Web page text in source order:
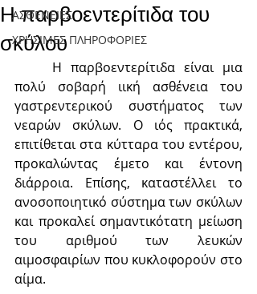
ΑΣΘΕΝΕΙΕΣ
ΧΡΗΣΙΜΕΣ ΠΛΗΡΟΦΟΡΙΕΣ
Η παρβοεντερίτιδα του
σκύλου
πολύ σοβαρή ιική ασθένεια του
γαστρεντερικού συστήματος των
νεαρών σκύλων. Ο ιός πρακτικά,
επιτίθεται στα κύτταρα του εντέρου,
προκαλώντας έμετο και έντονη
διάρροια. Επίσης, καταστέλλει το
ανοσοποιητικό σύστημα των σκύλων
και προκαλεί σημαντικότατη μείωση
του αριθμού των λευκών
αιμοσφαιρίων που κυκλοφορούν στο
αίμα.